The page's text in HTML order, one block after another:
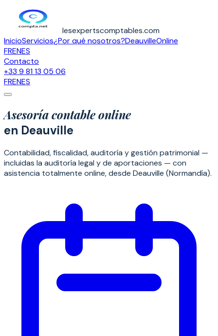
lesexpertscomptables.com
InicioServicios¿Por qué nosotros?DeauvilleOnline
FRENES
Contacto
+33 9 81 13 05 06
FRENES
Asesoría contable online
en Deauville
Contabilidad, fiscalidad, auditoría y gestión patrimonial —
incluidas la auditoría legal y de aportaciones — con
asistencia totalmente online, desde Deauville (Normandía).